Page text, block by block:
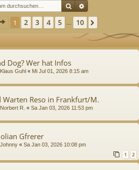
Suche
Seite1 von 10
1 2 3 4 5 10
Dog? Wer hat Infos
Klaus Guhl « Mi Jul 01, 2026 8:15 am
Warten Reso in Frankfurt/M.
Norbert R. « Sa Jan 03, 2026 11:53 pm
Gfrerer
Johnny « Sa Jan 03, 2026 10:08 pm
1 2